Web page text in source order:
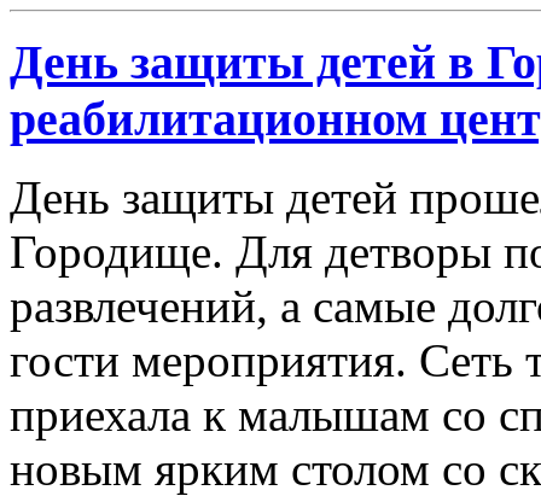
День защиты детей в
реабилитационном
День защиты детей
Городище. Для детворы
развлечений, а самые
гости мероприятия. Сеть
приехала к малышам со
новым ярким столом со